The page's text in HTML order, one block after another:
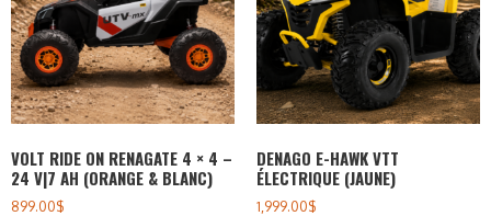
VOLT RIDE ON RENAGATE 4 × 4 –
24 V|7 AH (ORANGE & BLANC)
899.00$
DENAGO E-HAWK VTT
ÉLECTRIQUE (JAUNE)
1,999.00$